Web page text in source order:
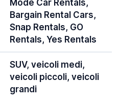
Mode Car Rentals,
Bargain Rental Cars,
Snap Rentals, GO
Rentals, Yes Rentals
SUV, veicoli medi,
veicoli piccoli, veicoli
grandi